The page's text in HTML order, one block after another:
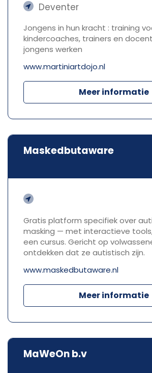
Deventer
Jongens in hun kracht : training
kindercoaches, trainers en
jongens werken
www.martiniartdojo.nl
Meer informatie
Maskedbutaware
Gratis platform specifiek over
masking — met interactieve
een cursus. Gericht op
ontdekken dat ze autistisch zijn.
www.maskedbutaware.nl
Meer informatie
MaWeOn b.v